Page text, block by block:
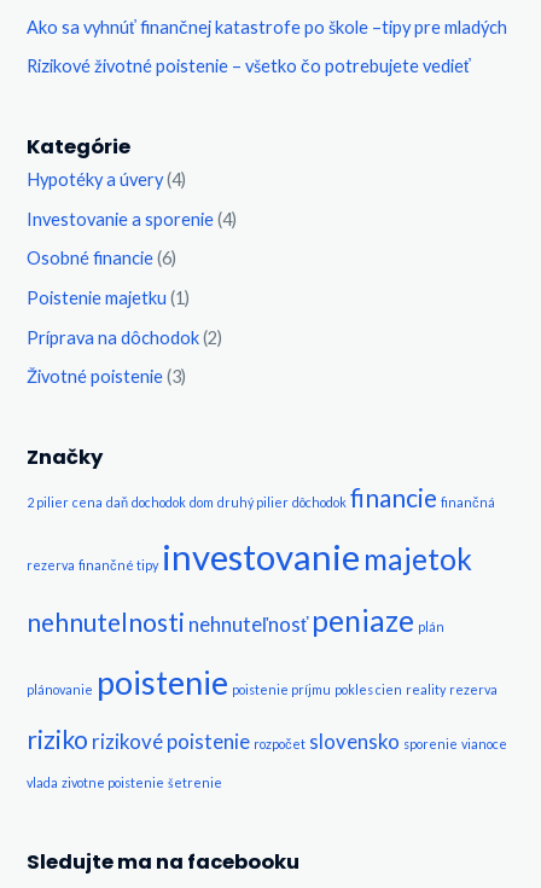
Ako sa vyhnúť finančnej katastrofe po škole –tipy pre mladých
Rizikové životné poistenie – všetko čo potrebujete vedieť
Kategórie
Hypotéky a úvery(4)
Investovanie a sporenie(4)
Osobné financie(6)
Poistenie majetku (1)
Príprava na dôchodok(2)
Životné poistenie(3)
Značky
2 pilier cena daň dochodok dom druhý pilier dôchodok financie finančná
rezerva finančné tipy investovanie majetok
nehnutelnosti nehnuteľnosť peniaze plán
plánovanie poistenie poistenie príjmu pokles cien reality rezerva
riziko rizikové poistenie rozpočet slovensko sporenie vianoce
vlada zivotne poistenie šetrenie
Sledujte ma na facebooku